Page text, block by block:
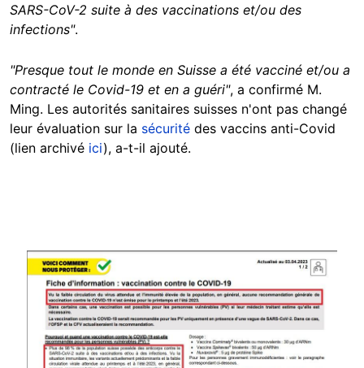
SARS-CoV-2 suite à des vaccinations et/ou des
infections".
"Presque tout le monde en Suisse a été vacciné et/ou a
contracté le Covid-19 et en a guéri", a confirmé M.
Ming. Les autorités sanitaires suisses n'ont pas changé
leur évaluation sur la sécurité des vaccins anti-Covid
(lien archivé ici), a-t-il ajouté.